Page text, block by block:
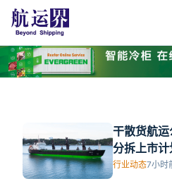
加码绿色运力！招
节能环保型油轮
7小时前
干散货航
分拆上市计
行业动态7小时